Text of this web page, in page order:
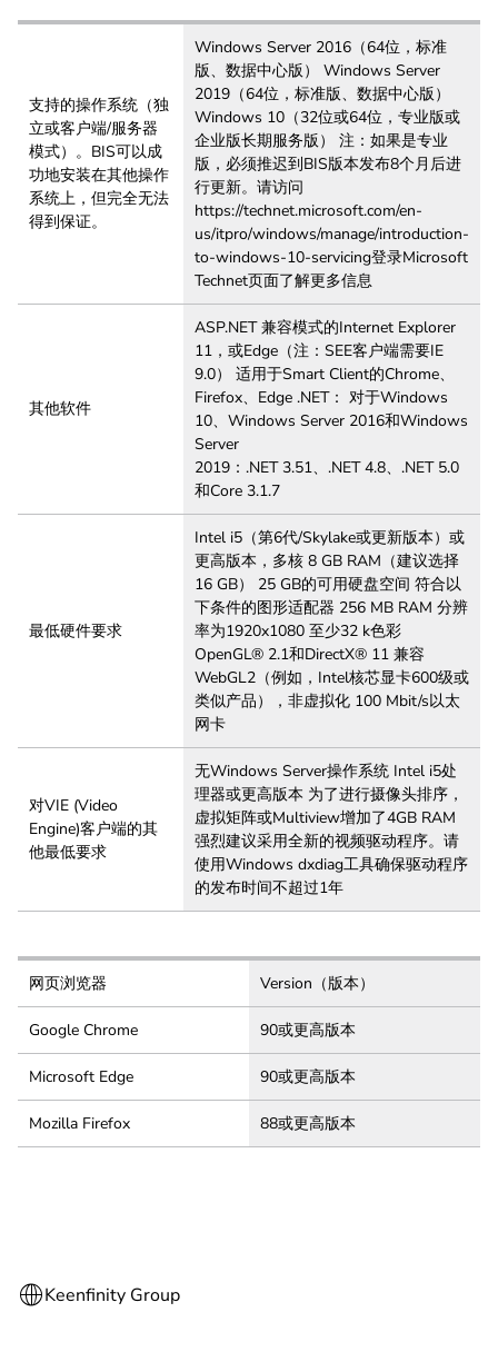
支持的操作系统（独
立或客户端/服务器
模式）。BIS可以成
功地安装在其他操作
系统上，但完全无法
得到保证。
Windows Server 2016（64位，标准
版、数据中心版） Windows Server
2019（64位，标准版、数据中心版）
Windows 10（32位或64位，专业版或
企业版长期服务版） 注：如果是专业
版，必须推迟到BIS版本发布8个月后进
行更新。请访问
https://technet.microsoft.com/en-
us/itpro/windows/manage/introduction-
to-windows-10-servicing登录Microsoft
Technet页面了解更多信息
其他软件
ASP.NET 兼容模式的Internet Explorer
11，或Edge（注：SEE客户端需要IE
9.0） 适用于Smart Client的Chrome、
Firefox、Edge .NET： 对于Windows
10、Windows Server 2016和Windows
Server
2019：.NET 3.51、.NET 4.8、.NET 5.0
和Core 3.1.7
最低硬件要求
Intel i5（第6代/Skylake或更新版本）或
更高版本，多核 8 GB RAM（建议选择
16 GB） 25 GB的可用硬盘空间 符合以
下条件的图形适配器 256 MB RAM 分辨
率为1920x1080 至少32 k色彩
OpenGL® 2.1和DirectX® 11 兼容
WebGL2（例如，Intel核芯显卡600级或
类似产品），非虚拟化 100 Mbit/s以太
网卡
对VIE (Video
Engine)客户端的其
他最低要求
无Windows Server操作系统 Intel i5处
理器或更高版本 为了进行摄像头排序，
虚拟矩阵或Multiview增加了4GB RAM
强烈建议采用全新的视频驱动程序。请
使用Windows dxdiag工具确保驱动程序
的发布时间不超过1年
网页浏览器 Version（版本）
Google Chrome 90或更高版本
Microsoft Edge 90或更高版本
Mozilla Firefox 88或更高版本